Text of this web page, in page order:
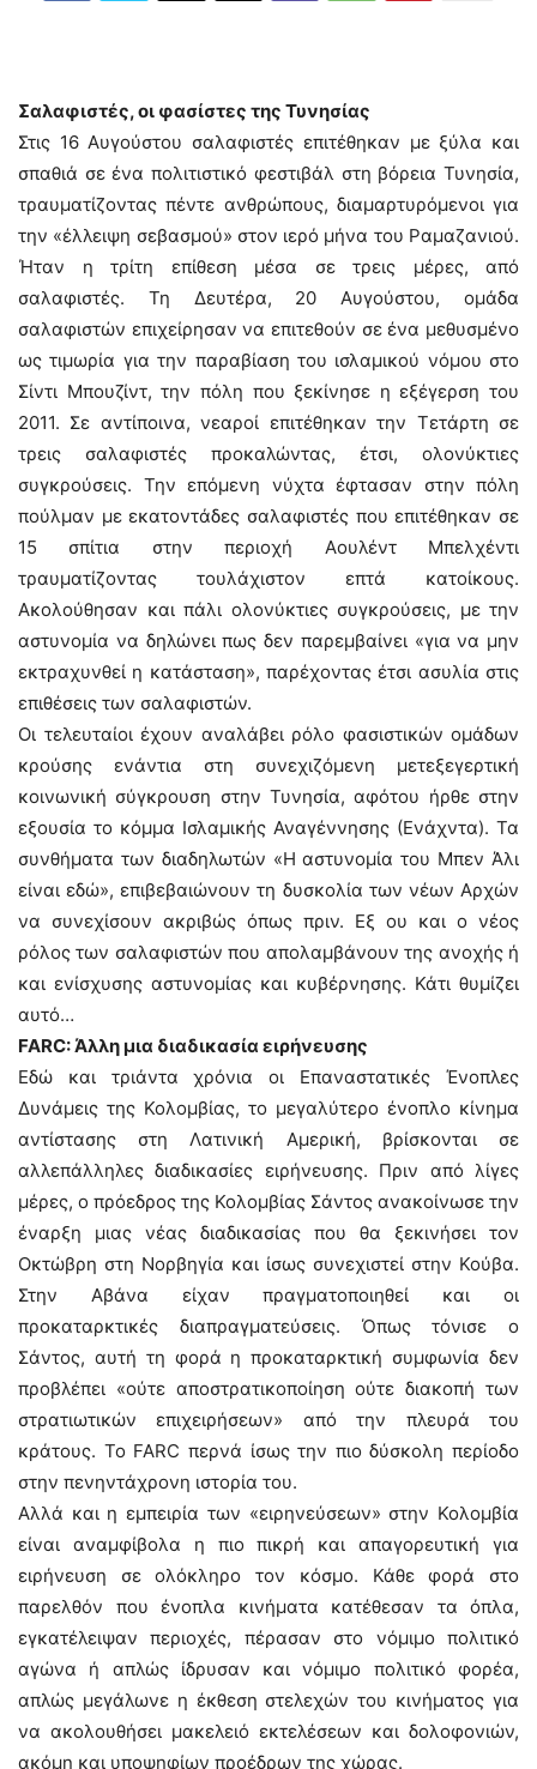
Σαλαφιστές, οι φασίστες της Τυνησίας
Στις 16 Αυγούστου σαλαφιστές επιτέθηκαν με ξύλα και
σπαθιά σε ένα πολιτιστικό φεστιβάλ στη βόρεια Τυνησία,
τραυματίζοντας πέντε ανθρώπους, διαμαρτυρόμενοι για
την «έλλειψη σεβασμού» στον ιερό μήνα του Ραμαζανιού.
Ήταν η τρίτη επίθεση μέσα σε τρεις μέρες, από
σαλαφιστές. Τη Δευτέρα, 20 Αυγούστου, ομάδα
σαλαφιστών επιχείρησαν να επιτεθούν σε ένα μεθυσμένο
ως τιμωρία για την παραβίαση του ισλαμικού νόμου στο
Σίντι Μπουζίντ, την πόλη που ξεκίνησε η εξέγερση του
2011. Σε αντίποινα, νεαροί επιτέθηκαν την Τετάρτη σε
τρεις σαλαφιστές προκαλώντας, έτσι, ολονύκτιες
συγκρούσεις. Την επόμενη νύχτα έφτασαν στην πόλη
πούλμαν με εκατοντάδες σαλαφιστές που επιτέθηκαν σε
15 σπίτια στην περιοχή Αουλέντ Μπελχέντι
τραυματίζοντας τουλάχιστον επτά κατοίκους.
Ακολούθησαν και πάλι ολονύκτιες συγκρούσεις, με την
αστυνομία να δηλώνει πως δεν παρεμβαίνει «για να μην
εκτραχυνθεί η κατάσταση», παρέχοντας έτσι ασυλία στις
επιθέσεις των σαλαφιστών.
Οι τελευταίοι έχουν αναλάβει ρόλο φασιστικών ομάδων
κρούσης ενάντια στη συνεχιζόμενη μετεξεγερτική
κοινωνική σύγκρουση στην Τυνησία, αφότου ήρθε στην
εξουσία το κόμμα Ισλαμικής Αναγέννησης (Ενάχντα). Τα
συνθήματα των διαδηλωτών «Η αστυνομία του Μπεν Άλι
είναι εδώ», επιβεβαιώνουν τη δυσκολία των νέων Αρχών
να συνεχίσουν ακριβώς όπως πριν. Εξ ου και ο νέος
ρόλος των σαλαφιστών που απολαμβάνουν της ανοχής ή
και ενίσχυσης αστυνομίας και κυβέρνησης. Κάτι θυμίζει
αυτό…
FARC: Άλλη μια διαδικασία ειρήνευσης
Εδώ και τριάντα χρόνια οι Επαναστατικές Ένοπλες
Δυνάμεις της Κολομβίας, το μεγαλύτερο ένοπλο κίνημα
αντίστασης στη Λατινική Αμερική, βρίσκονται σε
αλλεπάλληλες διαδικασίες ειρήνευσης. Πριν από λίγες
μέρες, ο πρόεδρος της Κολομβίας Σάντος ανακοίνωσε την
έναρξη μιας νέας διαδικασίας που θα ξεκινήσει τον
Οκτώβρη στη Νορβηγία και ίσως συνεχιστεί στην Κούβα.
Στην Αβάνα είχαν πραγματοποιηθεί και οι
προκαταρκτικές διαπραγματεύσεις. Όπως τόνισε ο
Σάντος, αυτή τη φορά η προκαταρκτική συμφωνία δεν
προβλέπει «ούτε αποστρατικοποίηση ούτε διακοπή των
στρατιωτικών επιχειρήσεων» από την πλευρά του
κράτους. Το FARC περνά ίσως την πιο δύσκολη περίοδο
στην πενηντάχρονη ιστορία του.
Αλλά και η εμπειρία των «ειρηνεύσεων» στην Κολομβία
είναι αναμφίβολα η πιο πικρή και απαγορευτική για
ειρήνευση σε ολόκληρο τον κόσμο. Κάθε φορά στο
παρελθόν που ένοπλα κινήματα κατέθεσαν τα όπλα,
εγκατέλειψαν περιοχές, πέρασαν στο νόμιμο πολιτικό
αγώνα ή απλώς ίδρυσαν και νόμιμο πολιτικό φορέα,
απλώς μεγάλωνε η έκθεση στελεχών του κινήματος για
να ακολουθήσει μακελειό εκτελέσεων και δολοφονιών,
ακόμη και υποψηφίων προέδρων της χώρας.